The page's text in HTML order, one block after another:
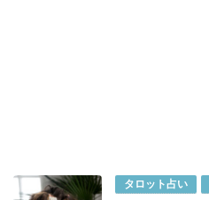
タロット占い